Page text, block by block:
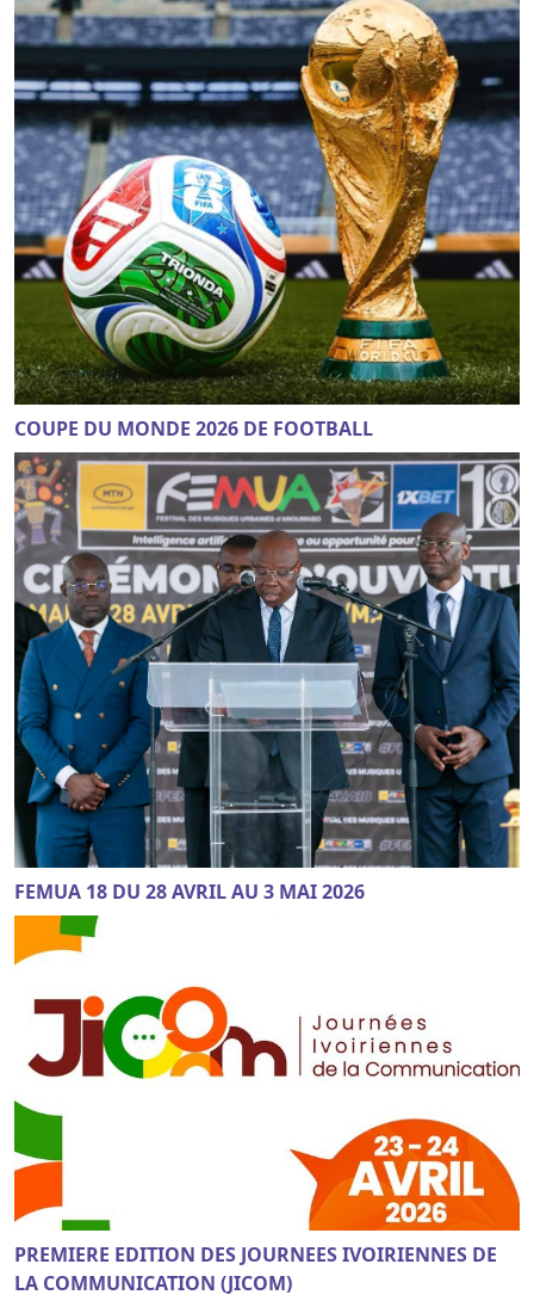
COUPE DU MONDE 2026 DE FOOTBALL
FEMUA 18 DU 28 AVRIL AU 3 MAI 2026
PREMIERE EDITION DES JOURNEES IVOIRIENNES DE
LA COMMUNICATION (JICOM)